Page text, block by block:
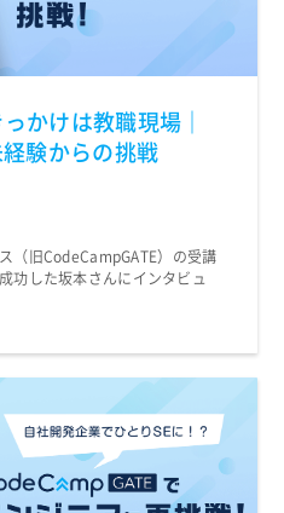
かけは教職現場｜
験からの挑戦
（旧CodeCampGATE）の受講
功した坂本さんにインタビュ